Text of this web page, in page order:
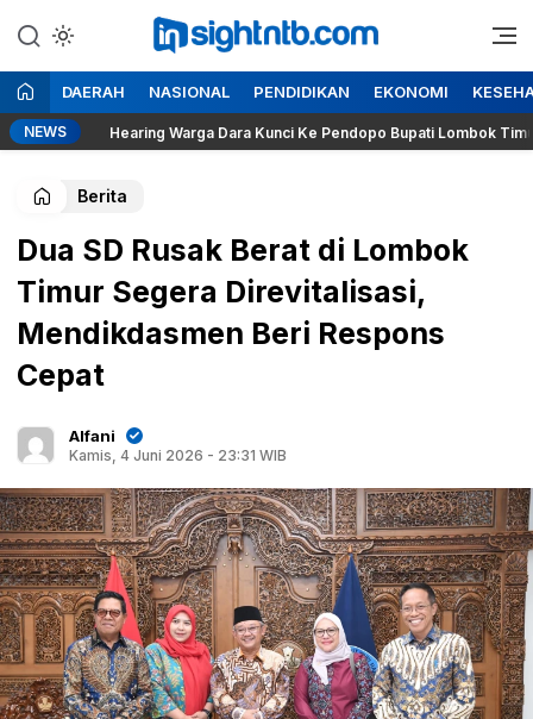
ke
konten
Insight NTB
Berita Seputar NTB
DAERAH NASIONAL PENDIDIKAN EKONOMI
NEWSHearing Warga Dara Kunci Ke Pendopo Bupati Lombok Timur,
Berita
Dua SD Rusak Berat di Lombok
Timur Segera Direvitalisasi,
Mendikdasmen Beri Respons
Cepat
Alfani
Kamis, 4 Juni 2026 - 23:31 WIB